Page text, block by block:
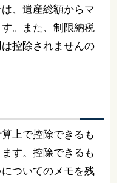
、遺産総額からマ
。また、制限納税
控除されませんの
上で控除できるも
す。控除できるも
ついてのメモを残